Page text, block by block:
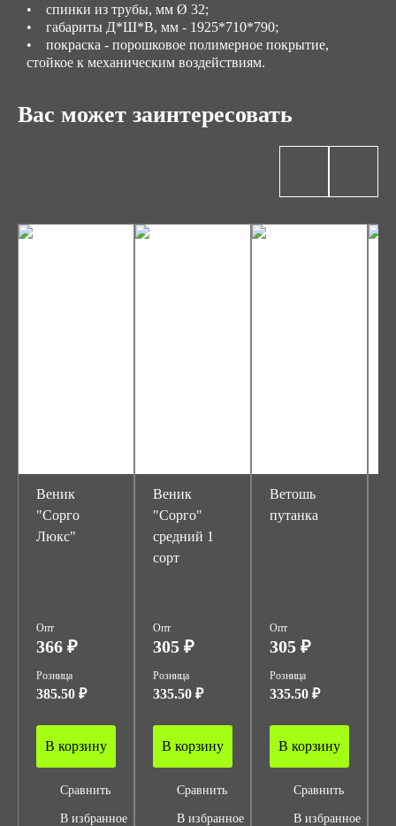
• спинки из трубы, мм Ø 32;
• габариты Д*Ш*В, мм - 1925*710*790;
• покраска - порошковое полимерное покрытие,
стойкое к механическим воздействиям.
Вас может заинтересовать
Веник
"Сорго
Люкс"
Опт
366 ₽
Розница
385.50 ₽
В корзину
Сравнить
В избранное
Веник
"Сорго"
средний 1
сорт
Опт
305 ₽
Розница
335.50 ₽
В корзину
Сравнить
В избранное
Ветошь
путанка
Опт
305 ₽
Розница
335.50 ₽
В корзину
Сравнить
В избранное